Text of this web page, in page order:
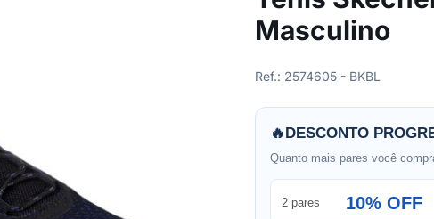
Masculino
Ref.: 2574605 - BKBL
🔥DESCONTO
Quanto mais pares você
2 pares 10% OFF